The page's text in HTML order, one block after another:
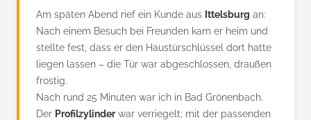
Am späten Abend rief ein Kunde aus Ittelsburg an:
Nach einem Besuch bei Freunden kam er heim und
stellte fest, dass er den Haustürschlüssel dort hatte
liegen lassen – die Tür war abgeschlossen, draußen
frostig.
Nach rund 25 Minuten war ich in Bad Grönenbach.
Der Profilzylinderwar verriegelt; mit der passenden